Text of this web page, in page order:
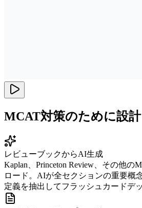
MCAT対策のために設計
レビューブックからAI生成
Kaplan、Princeton Review、その他の
ロード。AIが全セクションの重要概
定義を抽出してフラッシュカードデ